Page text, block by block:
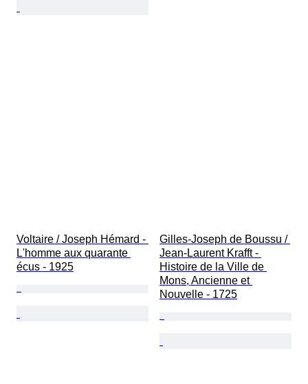
Voltaire / Joseph Hémard -
L'homme aux quarante
écus - 1925
Gilles-Joseph de Boussu /
Jean-Laurent Krafft -
Histoire de la Ville de
Mons, Ancienne et
Nouvelle - 1725